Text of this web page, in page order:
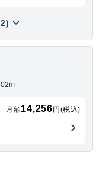
月額14,256 円(税込)